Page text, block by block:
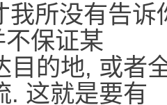
我所没有告
保证某
目的地, 或者
. 这就是要有